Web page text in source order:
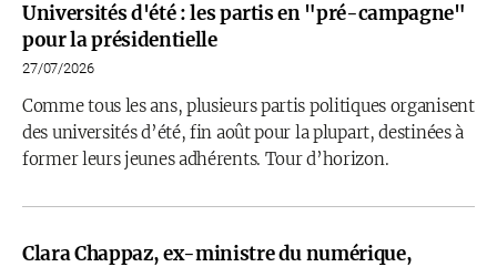
Universités d'été : les partis en "pré-campagne"
pour la présidentielle
27/07/2026
Comme tous les ans, plusieurs partis politiques organisent
des universités d’été, fin août pour la plupart, destinées à
former leurs jeunes adhérents. Tour d’horizon.
Clara Chappaz, ex-ministre du numérique,